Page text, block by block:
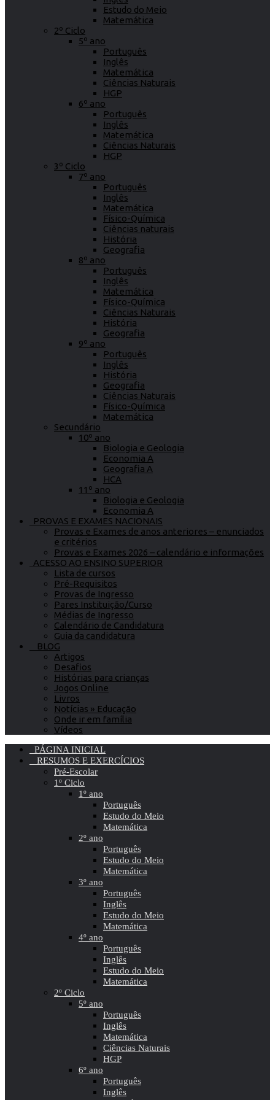
Estudo do Meio
Matemática
2º Ciclo
5º ano
Português
Inglês
Matemática
Ciências Naturais
HGP
6º ano
Português
Inglês
Matemática
Ciências Naturais
HGP
3º Ciclo
7º ano
Português
Inglês
Matemática
Físico-Química
Ciências naturais
História
Geografia
8º ano
Português
Inglês
Matemática
Físico-Química
Ciências Naturais
História
Geografia
9º ano
Português
Inglês
História
Geografia
Ciências Naturais
Físico-Química
Matemática
Secundário
10º ano
Biologia e Geologia
Economia A
Geografia A
HCA
11º ano
Biologia e Geologia
Economia A
PROVAS E EXAMES NACIONAIS
Provas e Exames de anos anteriores – enunciados
e critérios
Provas e Exames 2026 – calendário e informações
ACESSO AO ENSINO SUPERIOR
Lista de cursos
Pré-Requisitos
Provas de Ingresso
Pares Instituição/Curso
Médias de Ingresso
Calendário de Candidatura
Guia da candidatura
BLOG
Artigos
Desafios
Histórias para crianças
Jogos Online
Livros
Notícias » Educação
Onde ir em família
Vídeos
PÁGINA INICIAL
RESUMOS E EXERCÍCIOS
Pré-Escolar
1º Ciclo
1º ano
Português
Estudo do Meio
Matemática
2º ano
Português
Estudo do Meio
Matemática
3º ano
Português
Inglês
Estudo do Meio
Matemática
4º ano
Português
Inglês
Estudo do Meio
Matemática
2º Ciclo
5º ano
Português
Inglês
Matemática
Ciências Naturais
HGP
6º ano
Português
Inglês